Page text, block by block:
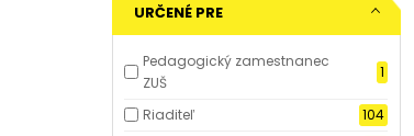
URČENÉ PRE
Pedagogický zamestnanec
ZUŠ
1
Riaditeľ
104